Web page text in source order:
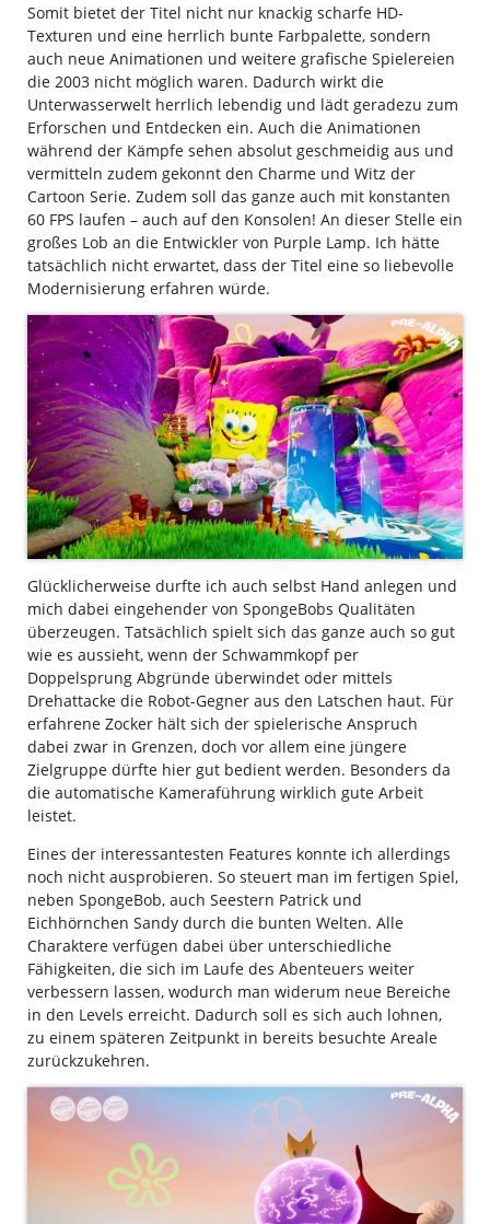
Somit bietet der Titel nicht nur knackig scharfe HD-
Texturen und eine herrlich bunte Farbpalette, sondern
auch neue Animationen und weitere grafische Spielereien
die 2003 nicht möglich waren. Dadurch wirkt die
Unterwasserwelt herrlich lebendig und lädt geradezu zum
Erforschen und Entdecken ein. Auch die Animationen
während der Kämpfe sehen absolut geschmeidig aus und
vermitteln zudem gekonnt den Charme und Witz der
Cartoon Serie. Zudem soll das ganze auch mit konstanten
60 FPS laufen – auch auf den Konsolen! An dieser Stelle ein
großes Lob an die Entwickler von Purple Lamp. Ich hätte
tatsächlich nicht erwartet, dass der Titel eine so liebevolle
Modernisierung erfahren würde.
Glücklicherweise durfte ich auch selbst Hand anlegen und
mich dabei eingehender von SpongeBobs Qualitäten
überzeugen. Tatsächlich spielt sich das ganze auch so gut
wie es aussieht, wenn der Schwammkopf per
Doppelsprung Abgründe überwindet oder mittels
Drehattacke die Robot-Gegner aus den Latschen haut. Für
erfahrene Zocker hält sich der spielerische Anspruch
dabei zwar in Grenzen, doch vor allem eine jüngere
Zielgruppe dürfte hier gut bedient werden. Besonders da
die automatische Kameraführung wirklich gute Arbeit
leistet.
Eines der interessantesten Features konnte ich allerdings
noch nicht ausprobieren. So steuert man im fertigen Spiel,
neben SpongeBob, auch Seestern Patrick und
Eichhörnchen Sandy durch die bunten Welten. Alle
Charaktere verfügen dabei über unterschiedliche
Fähigkeiten, die sich im Laufe des Abenteuers weiter
verbessern lassen, wodurch man widerum neue Bereiche
in den Levels erreicht. Dadurch soll es sich auch lohnen,
zu einem späteren Zeitpunkt in bereits besuchte Areale
zurückzukehren.